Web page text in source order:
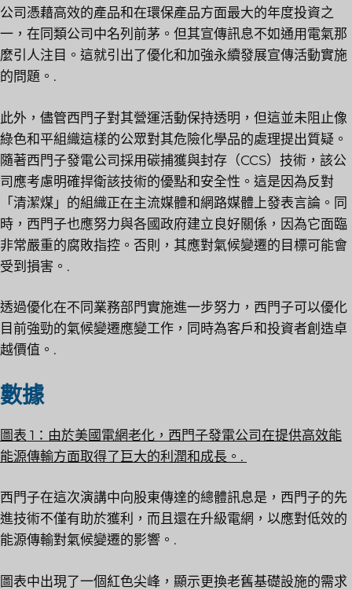
公司憑藉高效的產品和在環保產品方面最大的年度投資之
一，在同類公司中名列前茅。但其宣傳訊息不如通用電氣那
麼引人注目。這就引出了優化和加強永續發展宣傳活動實施
的問題。.
此外，儘管西門子對其營運活動保持透明，但這並未阻止像
綠色和平組織這樣的公眾對其危險化學品的處理提出質疑。
隨著西門子發電公司採用碳捕獲與封存（CCS）技術，該公
司應考慮明確捍衛該技術的優點和安全性。這是因為反對
「清潔煤」的組織正在主流媒體和網路媒體上發表言論。同
時，西門子也應努力與各國政府建立良好關係，因為它面臨
非常嚴重的腐敗指控。否則，其應對氣候變遷的目標可能會
受到損害。.
透過優化在不同業務部門實施進一步努力，西門子可以優化
目前強勁的氣候變遷應變工作，同時為客戶和投資者創造卓
越價值。.
數據
圖表 1：由於美國電網老化，西門子發電公司在提供高效能
能源傳輸方面取得了巨大的利潤和成長。.
西門子在這次演講中向股東傳達的總體訊息是，西門子的先
進技術不僅有助於獲利，而且還在升級電網，以應對低效的
能源傳輸對氣候變遷的影響。.
圖表中出現了一個紅色尖峰，顯示更換老舊基礎設施的需求